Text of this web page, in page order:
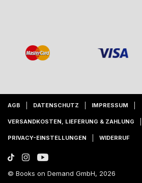
AGB DATENSCHUTZ IMPRESSUM
VERSANDKOSTEN, LIEFERUNG & ZAHLUNG
PRIVACY-EINSTELLUNGEN WIDERRUF
© Books on Demand GmbH, 2026